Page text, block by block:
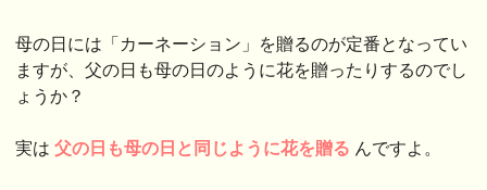
母の日には「カーネーション」を贈るのが定番となってい
ますが、父の日も母の日のように花を贈ったりするのでし
ょうか？
実は父の日も母の日と同じように花を贈る んですよ。